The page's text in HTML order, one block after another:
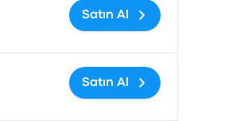
Satın Al
Satın Al